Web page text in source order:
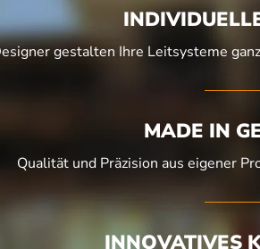
gestalten Ihre Leitsysteme
MADE IN
Qualität und Präzision aus eigener
INNOVATIVES